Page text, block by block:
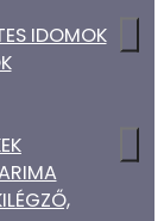
IDOMOK